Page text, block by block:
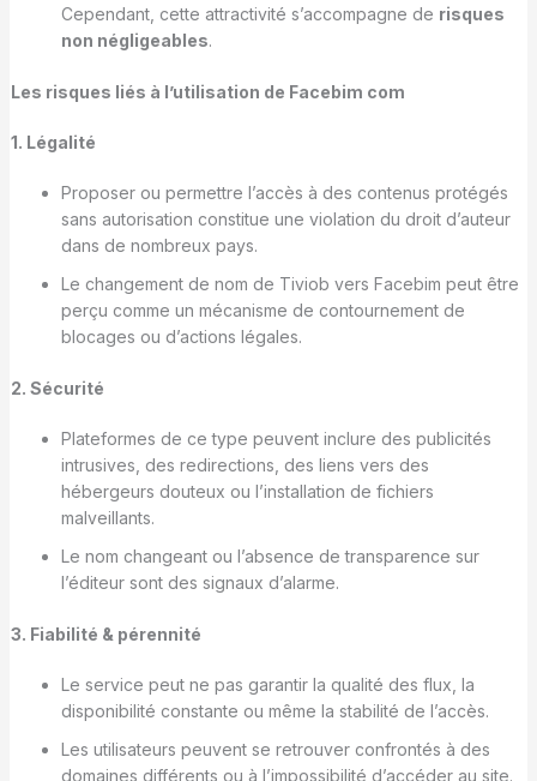
Cependant, cette attractivité s’accompagne de risques
non négligeables.
Les risques liés à l’utilisation de Facebim com
1. Légalité
Proposer ou permettre l’accès à des contenus protégés
sans autorisation constitue une violation du droit d’auteur
dans de nombreux pays.
Le changement de nom de Tiviob vers Facebim peut être
perçu comme un mécanisme de contournement de
blocages ou d’actions légales.
2. Sécurité
Plateformes de ce type peuvent inclure des publicités
intrusives, des redirections, des liens vers des
hébergeurs douteux ou l’installation de fichiers
malveillants.
Le nom changeant ou l’absence de transparence sur
l’éditeur sont des signaux d’alarme.
3. Fiabilité & pérennité
Le service peut ne pas garantir la qualité des flux, la
disponibilité constante ou même la stabilité de l’accès.
Les utilisateurs peuvent se retrouver confrontés à des
domaines différents ou à l’impossibilité d’accéder au site.